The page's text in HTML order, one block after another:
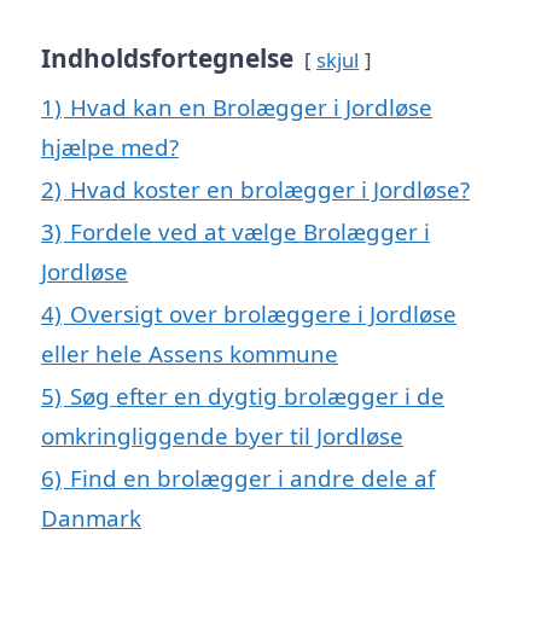
Indholdsfortegnelse skjul
1) Hvad kan en Brolægger i Jordløse
hjælpe med?
2) Hvad koster en brolægger i Jordløse?
3) Fordele ved at vælge Brolægger i
Jordløse
4) Oversigt over brolæggere i Jordløse
eller hele Assens kommune
5) Søg efter en dygtig brolægger i de
omkringliggende byer til Jordløse
6) Find en brolægger i andre dele af
Danmark